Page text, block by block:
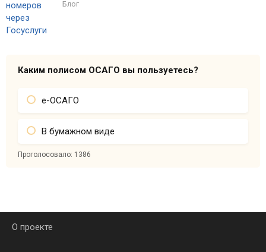
Блог
Каким полисом ОСАГО вы пользуетесь?
е-ОСАГО
В бумажном виде
Проголосовало: 1386
О проекте